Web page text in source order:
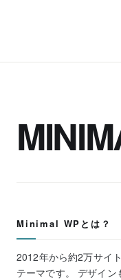
Minimal WPとは？
2012年から約2万サイ
テーマです。 デザイ